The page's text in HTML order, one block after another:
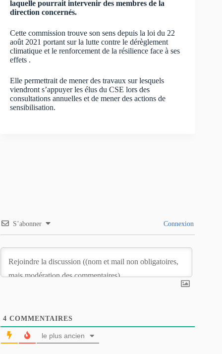
laquelle pourrait intervenir des membres de la
direction concernés.
Cette commission trouve son sens depuis la loi du 22
août 2021 portant sur la lutte contre le dérèglement
climatique et le renforcement de la résilience face à ses
effets .
Elle permettrait de mener des travaux sur lesquels
viendront s’appuyer les élus du CSE lors des
consultations annuelles et de mener des actions de
sensibilisation.
S’abonner Connexion
4 COMMENTAIRES
le plus ancien